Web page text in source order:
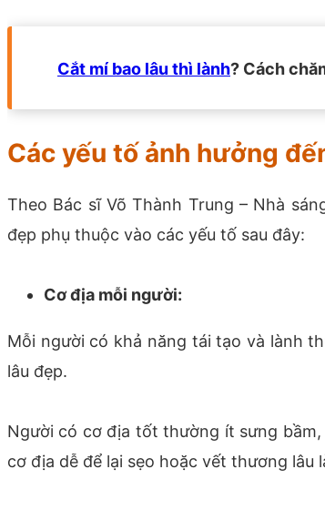
Cắt mí bao lâu thì lành? Cách
Các yếu tố ảnh hưởng
Theo Bác sĩ Võ Thành Trung – Nhà
đẹp phụ thuộc vào các yếu tố sau đây:
Cơ địa mỗi người:
Mỗi người có khả năng tái tạo và lành
lâu đẹp.
Người có cơ địa tốt thường ít sưng
cơ địa dễ để lại sẹo hoặc vết thương